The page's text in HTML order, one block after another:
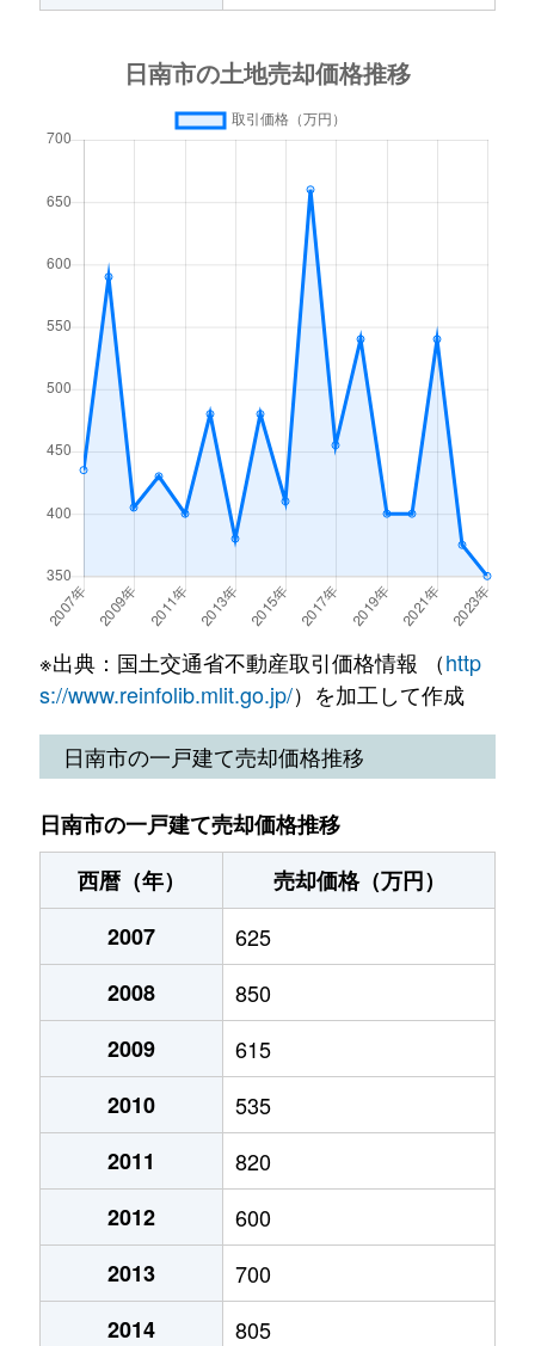
※出典：国土交通省不動産取引価格情報 （http
s://www.reinfolib.mlit.go.jp/）を加工して作成
日南市の一戸建て売却価格推移
日南市の一戸建て売却価格推移
西暦（年）
売却価格（万円）
2007
625
2008
850
2009
615
2010
535
2011
820
2012
600
2013
700
2014
805